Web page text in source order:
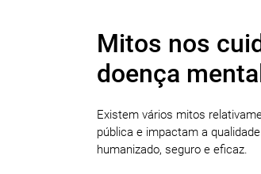
Mitos nos
doença
Existem vários mitos
pública e impactam a
humanizado, seguro e eficaz.